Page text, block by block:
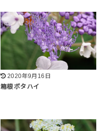
2020年9月16日
箱根ボタハイ